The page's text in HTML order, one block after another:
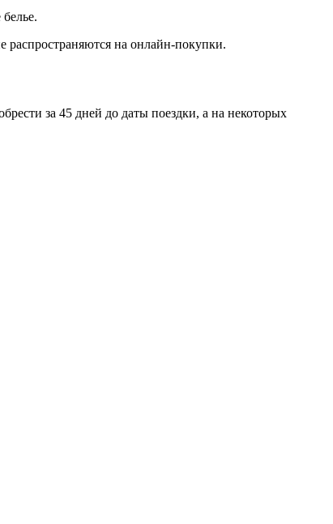
распространяются на онлайн-покупки.
за 45 дней до даты поездки, а на некоторых